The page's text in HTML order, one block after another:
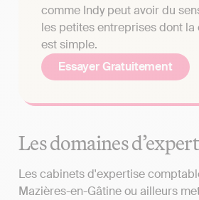
comme Indy peut avoir du
les petites entreprises dont
est simple.
Essayer Gratuitement
Les domaines
Les cabinets d'expertise
Mazières-en-Gâtine ou ailleurs